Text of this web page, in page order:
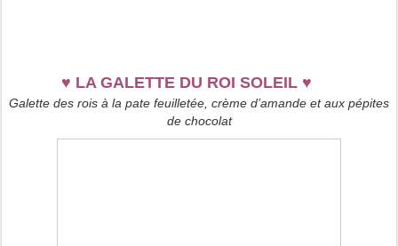
♥ LA GALETTE DU ROI SOLEIL ♥
Galette des rois à la pate feuilletée, crème d’amande et aux pépites
de chocolat